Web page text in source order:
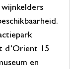
wijnkelders
d’Orient 15
en